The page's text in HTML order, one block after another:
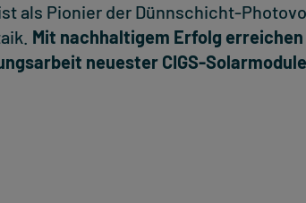
ist als Pionier der Dünnschicht-
Mit nachhaltigem Erfolg
neuester CIGS-